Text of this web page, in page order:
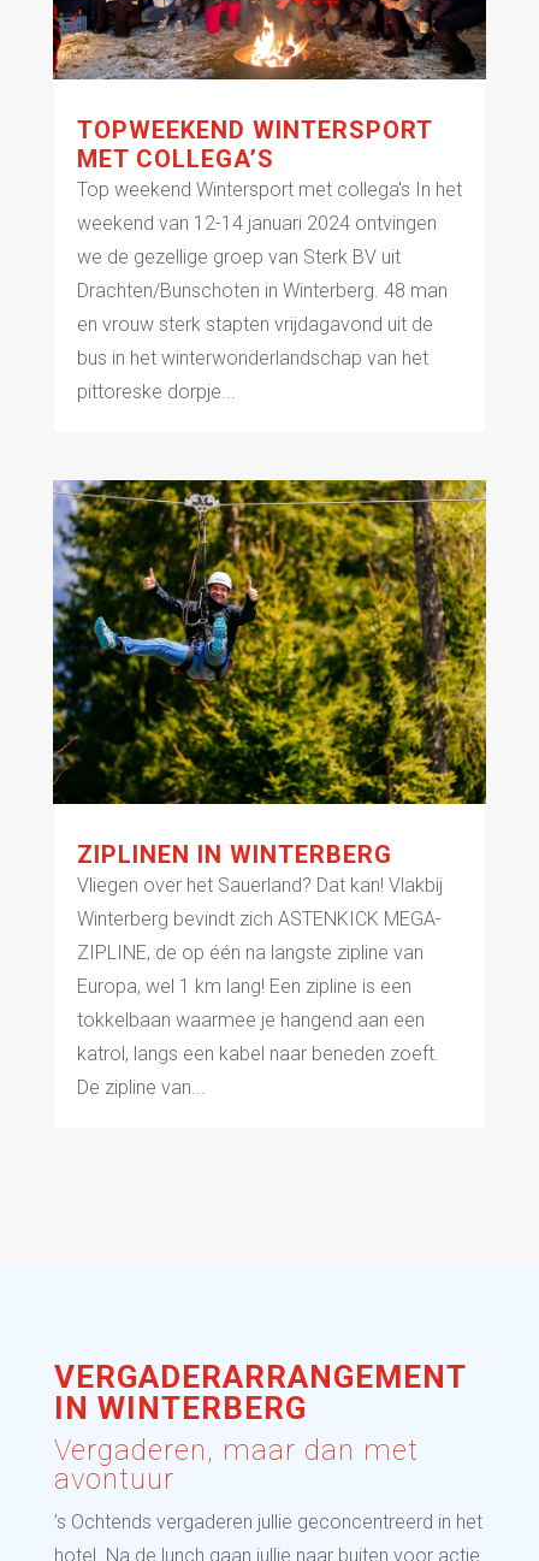
TOPWEEKEND WINTERSPORT
MET COLLEGA’S
Top weekend Wintersport met collega's In het
weekend van 12-14 januari 2024 ontvingen
we de gezellige groep van Sterk BV uit
Drachten/Bunschoten in Winterberg. 48 man
en vrouw sterk stapten vrijdagavond uit de
bus in het winterwonderlandschap van het
pittoreske dorpje...
ZIPLINEN IN WINTERBERG
Vliegen over het Sauerland? Dat kan! Vlakbij
Winterberg bevindt zich ASTENKICK MEGA-
ZIPLINE, de op één na langste zipline van
Europa, wel 1 km lang! Een zipline is een
tokkelbaan waarmee je hangend aan een
katrol, langs een kabel naar beneden zoeft.
De zipline van...
VERGADERARRANGEMENT
IN WINTERBERG
Vergaderen, maar dan met
avontuur
’s Ochtends vergaderen jullie geconcentreerd in het
hotel. Na de lunch gaan jullie naar buiten voor actie